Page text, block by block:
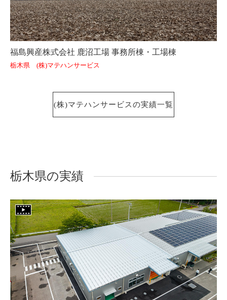
福島興産株式会社 鹿沼工場 事務所棟・工場棟
栃木県 (株)マテハンサービス
(株)マテハンサービスの実績一覧
栃木県の実績